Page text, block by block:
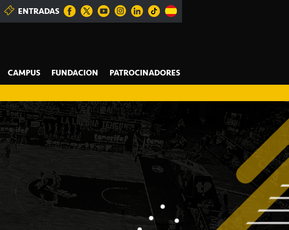
ENTRADAS
CAMPUS FUNDACION PATROCINADORES